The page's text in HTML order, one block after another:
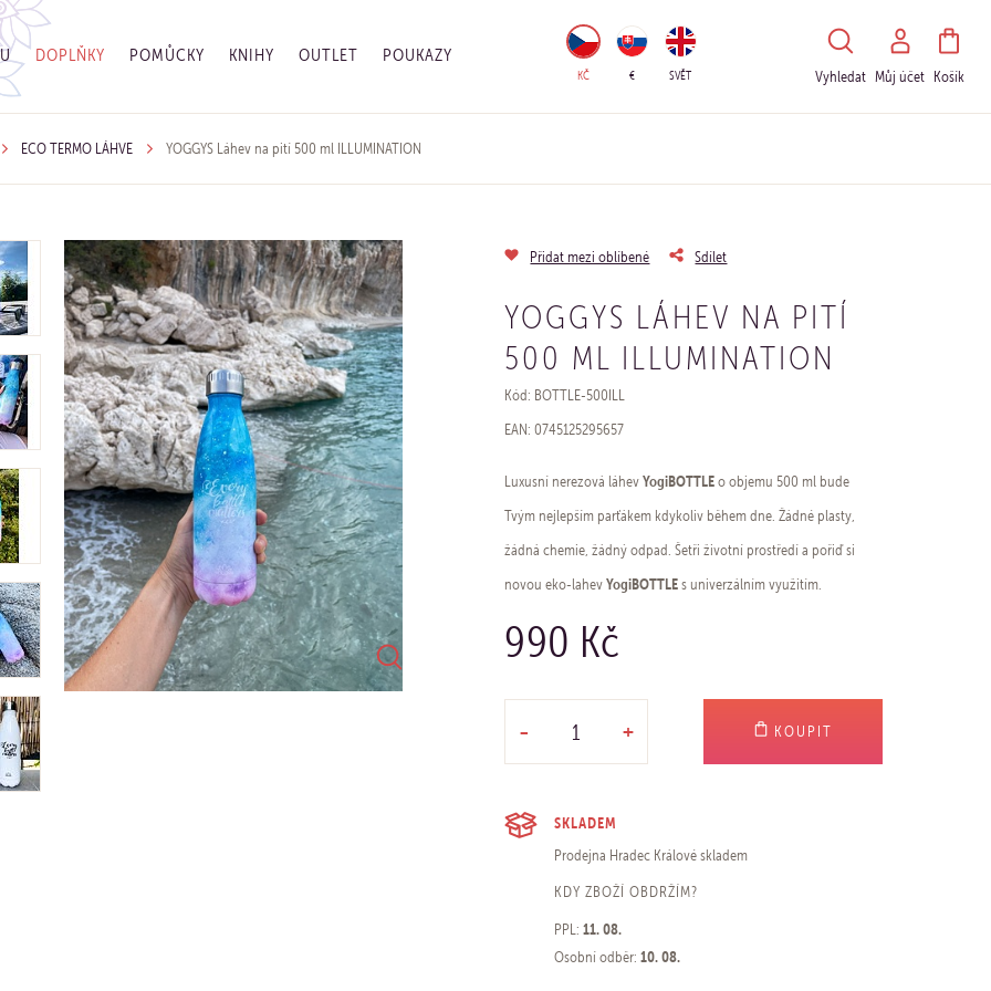
DOPLŇKY POMŮCKY KNIHY OUTLET POUKAZY
KČ € SVĚT Vyhledat Můj účet Košík
ECO TERMO LÁHVE YOGGYS Láhev na pití 500 ml ILLUMINATION
Přidat mezi oblíbené Sdílet
YOGGYS LÁHEV NA PITÍ
500 ML ILLUMINATION
Kód: BOTTLE-500ILL
EAN: 0745125295657
Luxusní nerezová láhevYogiBOTTLEo objemu 500 ml bude
Tvým nejlepším parťákem kdykoliv během dne. Žádné plasty,
žádná chemie, žádný odpad. Šetři životní prostředí a pořiď si
novou eko-lahevYogiBOTTLEs univerzálním využitím.
990 Kč
- + KOUPIT
SKLADEM
Prodejna Hradec Královéskladem
KDY ZBOŽÍ OBDRŽÍM?
PPL:11. 08.
Osobní odběr:10. 08.